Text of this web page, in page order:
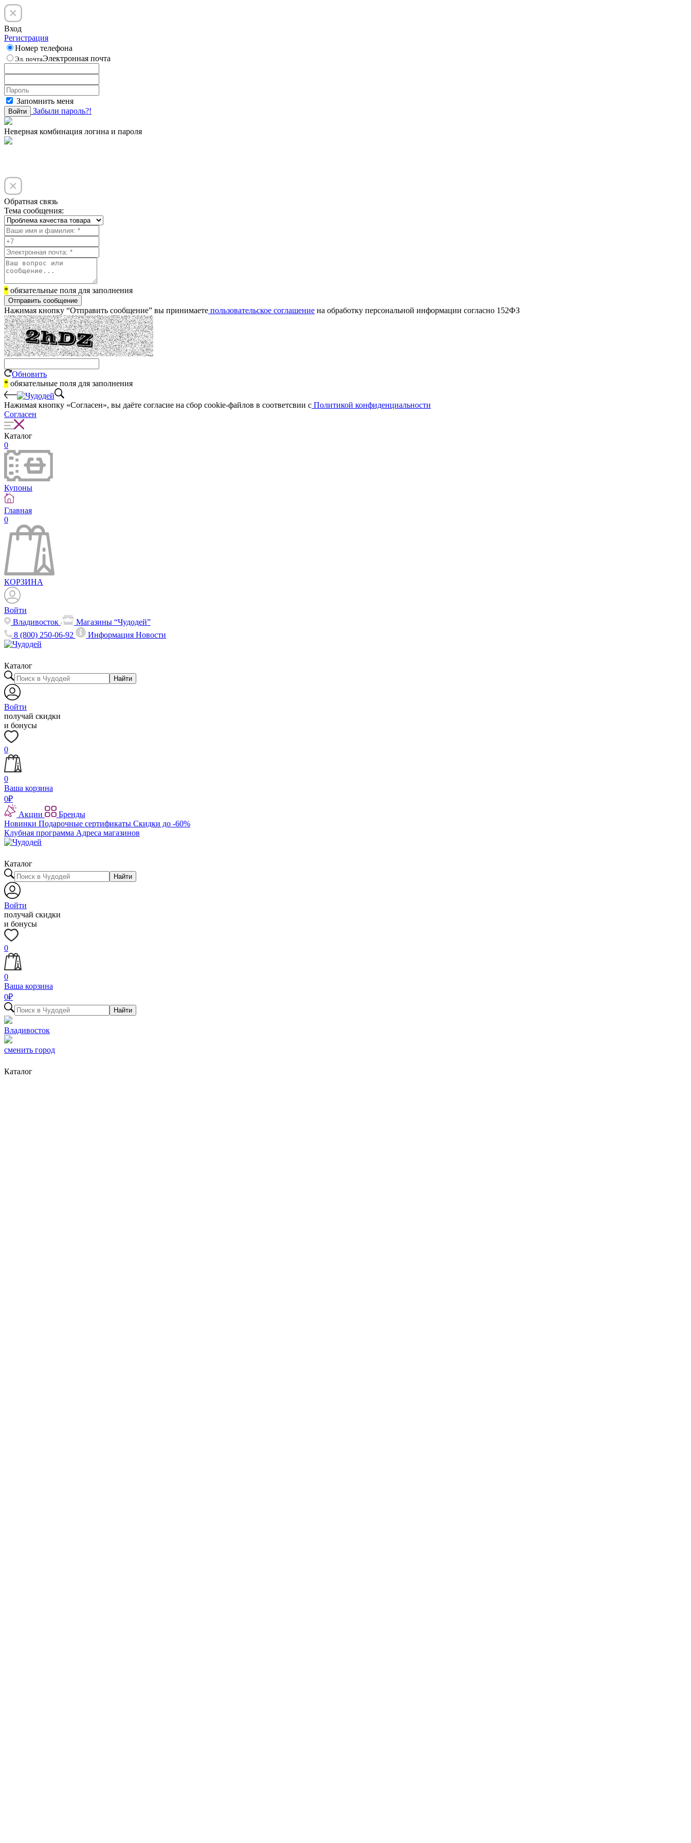
Вход
Регистрация
Номер телефона
Эл. почтаЭлектронная почта
Запомнить меня
Войти Забыли пароль?!
Неверная комбинация логина и пароля
Обратная связь
Тема сообщения:
* обязательные поля для заполнения
Отправить сообщение
Нажимая кнопку “Отправить сообщение” вы принимаете пользовательское соглашение на обработку персональной информации согласно 152ФЗ
Обновить
* обязательные поля для заполнения
Нажимая кнопку «Согласен», вы даёте cогласие на сбор cookie-файлов в соответсвии с Политикой конфиденциальности
Согласен
Каталог
0
Купоны
Главная
0
КОРЗИНА
Войти
Владивосток
Магазины “Чудодей”
8 (800) 250-06-92
ИнформацияНовости
Каталог
Найти
Войти
получай скидки
и бонусы
0
0
Ваша корзина
0₽
Акции
Бренды
Новинки Подарочные сертификаты Скидки до -60%
Клубная программа Адреса магазинов
Каталог
Найти
Войти
получай скидки
и бонусы
0
0
Ваша корзина
0₽
Найти
Владивосток
сменить город
Каталог